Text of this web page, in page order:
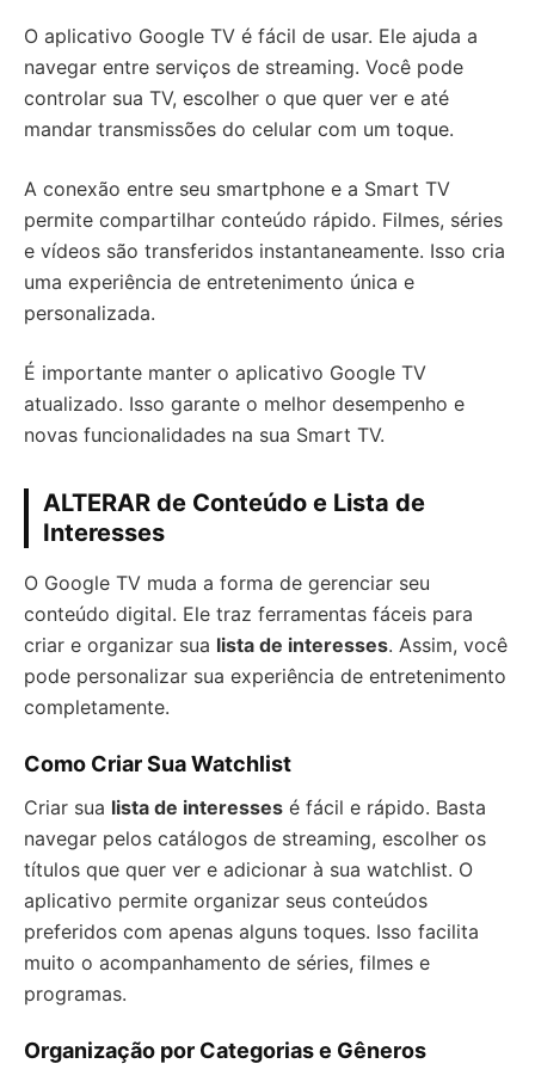
O aplicativo Google TV é fácil de usar. Ele ajuda a
navegar entre serviços de streaming. Você pode
controlar sua TV, escolher o que quer ver e até
mandar transmissões do celular com um toque.
A conexão entre seu smartphone e a Smart TV
permite compartilhar conteúdo rápido. Filmes, séries
e vídeos são transferidos instantaneamente. Isso cria
uma experiência de entretenimento única e
personalizada.
É importante manter o aplicativo Google TV
atualizado. Isso garante o melhor desempenho e
novas funcionalidades na sua Smart TV.
ALTERAR de Conteúdo e Lista de
Interesses
O Google TV muda a forma de gerenciar seu
conteúdo digital. Ele traz ferramentas fáceis para
criar e organizar sua lista de interesses. Assim, você
pode personalizar sua experiência de entretenimento
completamente.
Como Criar Sua Watchlist
Criar sua lista de interesses é fácil e rápido. Basta
navegar pelos catálogos de streaming, escolher os
títulos que quer ver e adicionar à sua watchlist. O
aplicativo permite organizar seus conteúdos
preferidos com apenas alguns toques. Isso facilita
muito o acompanhamento de séries, filmes e
programas.
Organização por Categorias e Gêneros